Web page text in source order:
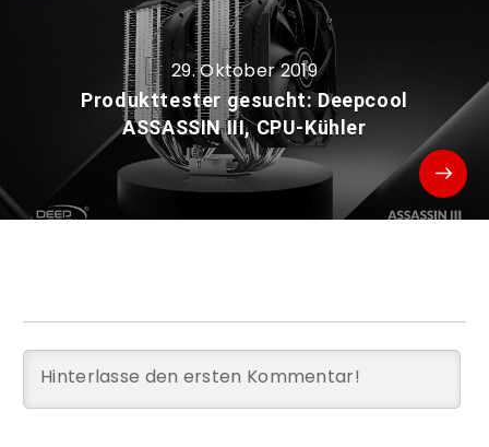
29. Oktober 2019
Produkttester gesucht: Deepcool
ASSASSIN III, CPU-Kühler